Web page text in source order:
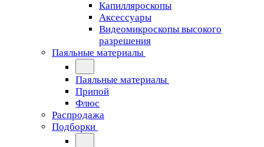
Капилляроскопы
Аксессуары
Видеомикроскопы высокого
разрешения
Паяльные материалы
Паяльные материалы
Припой
Флюс
Распродажа
Подборки